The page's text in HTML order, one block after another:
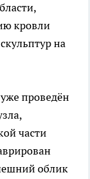
кровли
на
проведён
части
облик